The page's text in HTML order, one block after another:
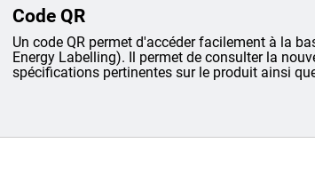
Code QR
Un code QR permet d'accéder facilement à la
Energy Labelling). Il permet de consulter la
spécifications pertinentes sur le produit ainsi